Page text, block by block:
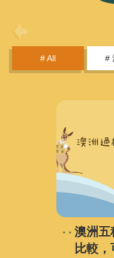
# All #
澳洲五
比較